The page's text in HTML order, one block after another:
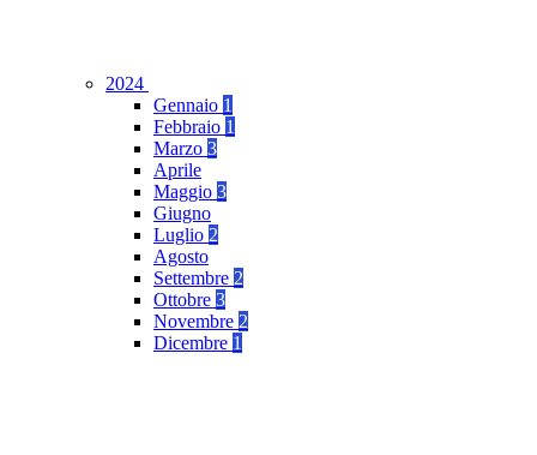
2024
Gennaio 1
Febbraio 1
Marzo 3
Aprile
Maggio 3
Giugno
Luglio 2
Agosto
Settembre 2
Ottobre 3
Novembre 2
Dicembre 1